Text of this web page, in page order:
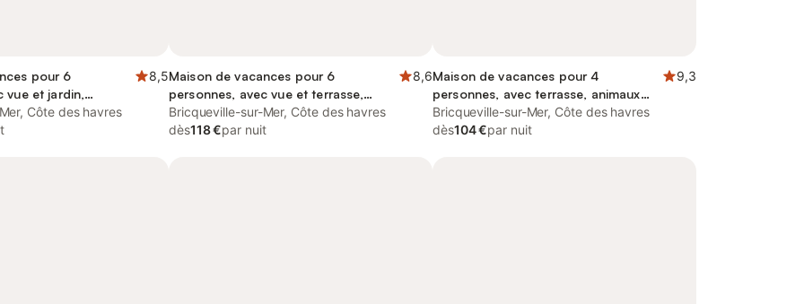
pour 6
vue et jardin,
8,5
Côte des havres
Maison de vacances pour 6
personnes, avec vue et terrasse,
animaux acceptés
8,6
Bricqueville-sur-Mer, Côte des havres
dès118 €par nuit
Maison de vacances pour 4
personnes, avec terrasse, animaux
acceptés
9,3
Bricqueville-sur-Mer, Côte des havres
dès104 €par nuit